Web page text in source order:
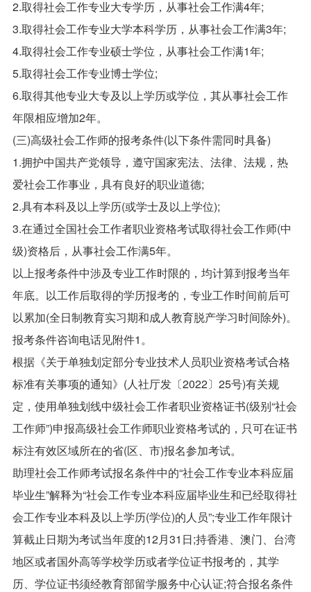
2.取得社会工作专业大专学历，从事社会工作满4年;
3.取得社会工作专业大学本科学历，从事社会工作满3年;
4.取得社会工作专业硕士学位，从事社会工作满1年;
5.取得社会工作专业博士学位;
6.取得其他专业大专及以上学历或学位，其从事社会工作
年限相应增加2年。
(三)高级社会工作师的报考条件(以下条件需同时具备)
1.拥护中国共产党领导，遵守国家宪法、法律、法规，热
爱社会工作事业，具有良好的职业道德;
2.具有本科及以上学历(或学士及以上学位);
3.在通过全国社会工作者职业资格考试取得社会工作师(中
级)资格后，从事社会工作满5年。
以上报考条件中涉及专业工作时限的，均计算到报考当年
年底。以工作后取得的学历报考的，专业工作时间前后可
以累加(全日制教育实习期和成人教育脱产学习时间除外)。
报考条件咨询电话见附件1。
根据《关于单独划定部分专业技术人员职业资格考试合格
标准有关事项的通知》(人社厅发〔2022〕25号)有关规
定，使用单独划线中级社会工作者职业资格证书(级别“社会
工作师”)申报高级社会工作师职业资格考试的，只可在证书
标注有效区域所在的省(区、市)报名参加考试。
助理社会工作师考试报名条件中的“社会工作专业本科应届
毕业生”解释为“社会工作专业本科应届毕业生和已经取得社
会工作专业本科及以上学历(学位)的人员”;专业工作年限计
算截止日期为考试当年度的12月31日;持香港、澳门、台湾
地区或者国外高等学校学历或者学位证书报考的，其学
历、学位证书须经教育部留学服务中心认证;符合报名条件